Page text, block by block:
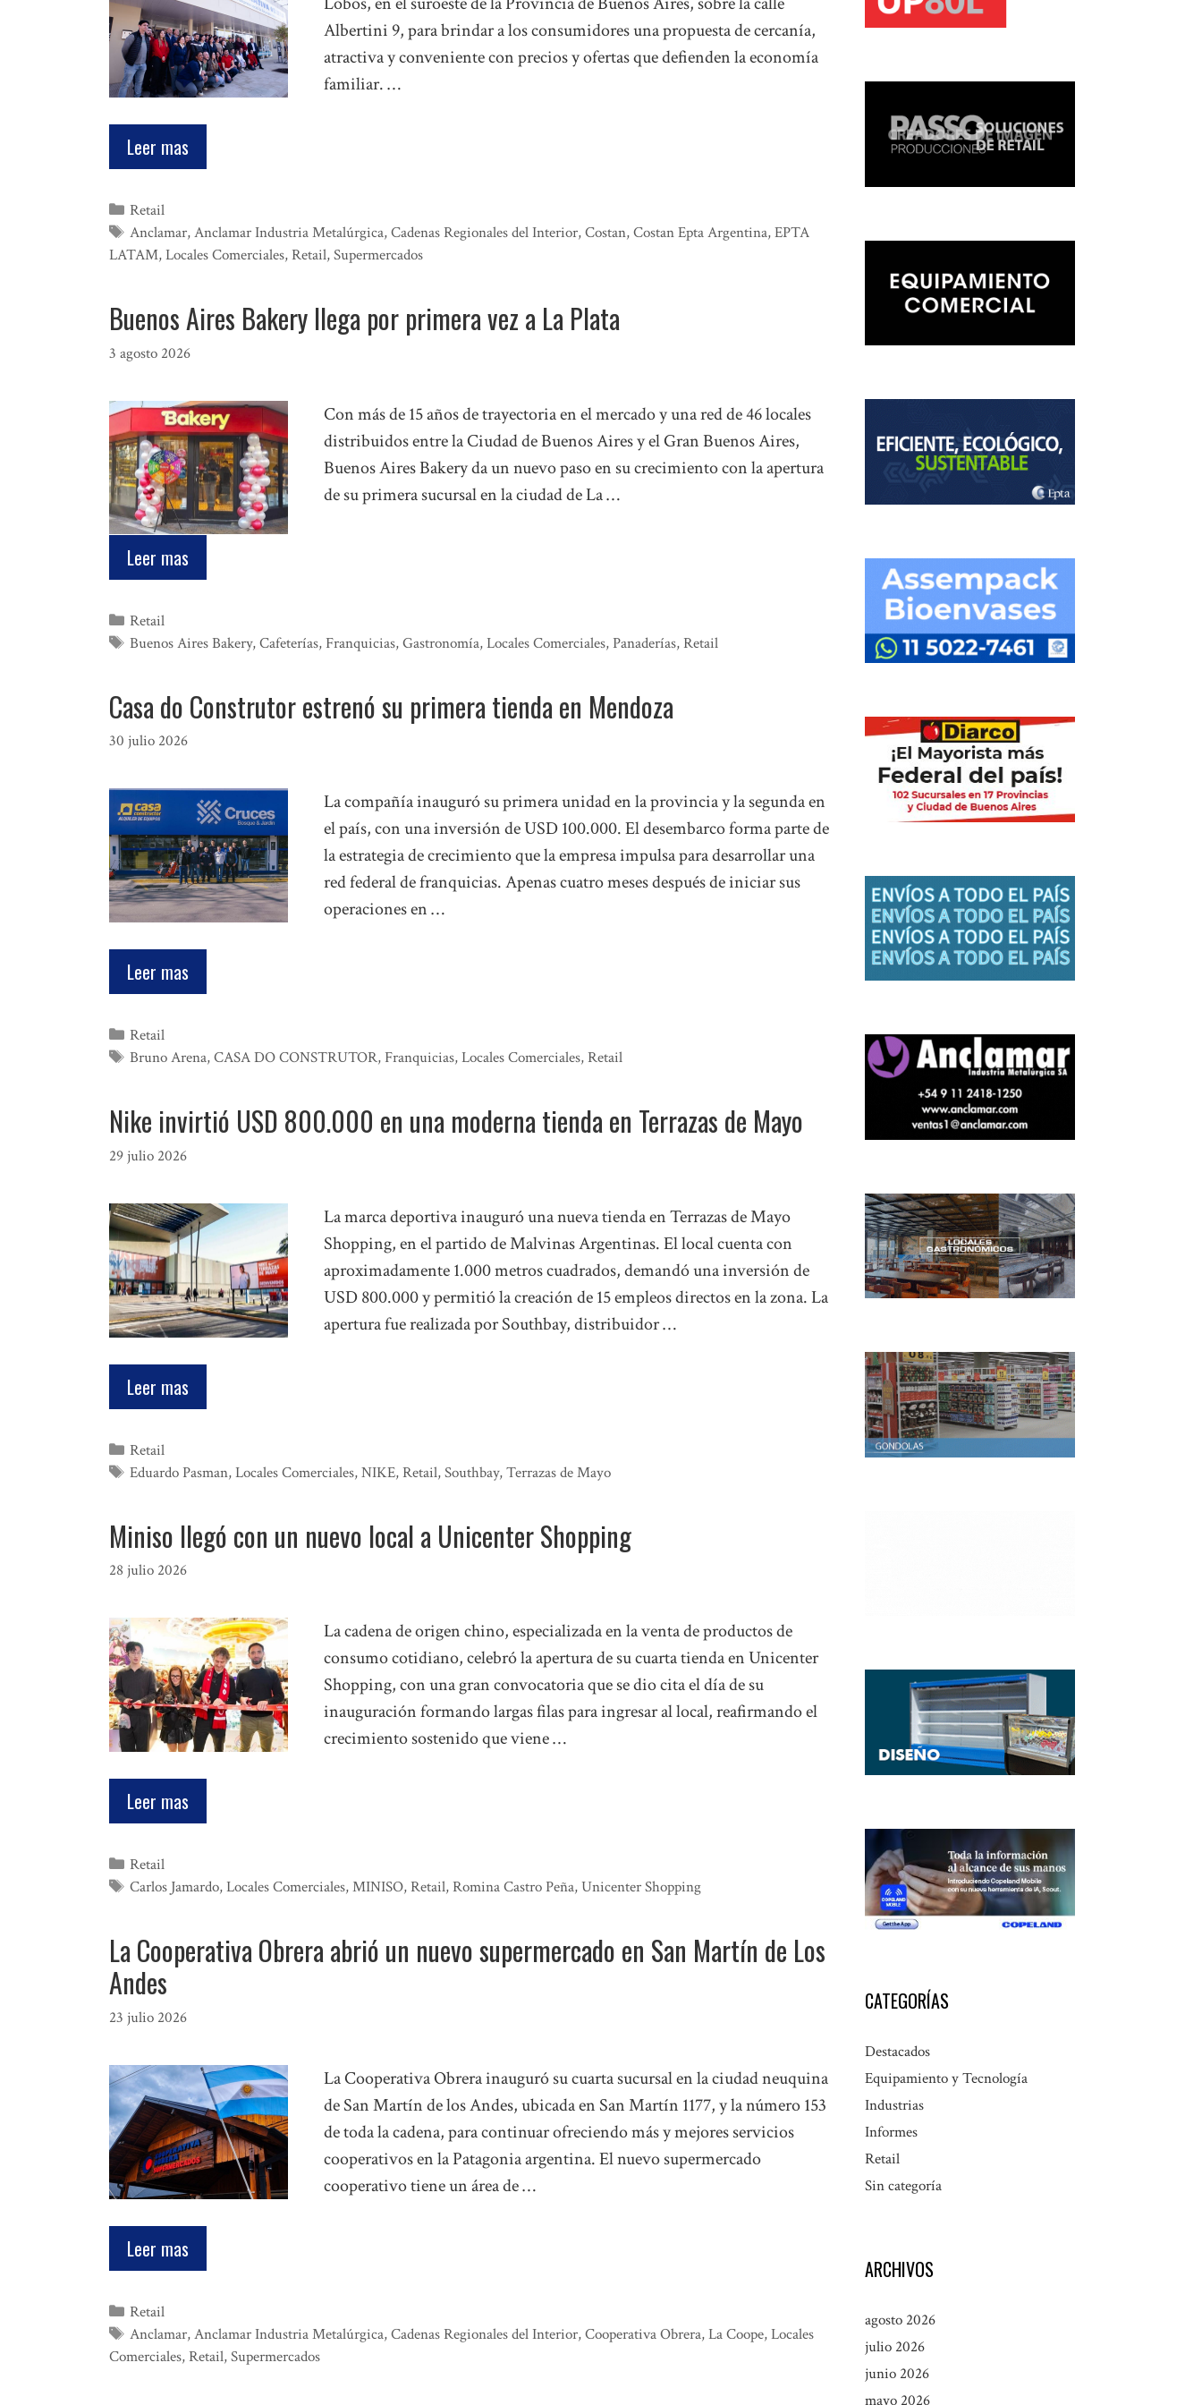
Albertini 9, para brindar a los consumidores una propuesta de cercanía,
atractiva y conveniente con precios y ofertas que defienden la economía
familiar. …
Leer mas
Categorías
Retail
Etiquetas
Anclamar,Anclamar Industria Metalúrgica,Cadenas Regionales del Interior,Costan,Costan Epta Argentina,EPTA
LATAM,Locales Comerciales,Retail,Supermercados
Buenos Aires Bakery llega por primera vez a La Plata
3 agosto 2026
Con más de 15 años de trayectoria en el mercado y una red de 46 locales
distribuidos entre la Ciudad de Buenos Aires y el Gran Buenos Aires,
Buenos Aires Bakery da un nuevo paso en su crecimiento con la apertura
de su primera sucursal en la ciudad de La …
Leer mas
Categorías
Retail
Etiquetas
Buenos Aires Bakery,Cafeterías,Franquicias,Gastronomía,Locales Comerciales,Panaderías,Retail
Casa do Construtor estrenó su primera tienda en Mendoza
30 julio 2026
La compañía inauguró su primera unidad en la provincia y la segunda en
el país, con una inversión de USD 100.000. El desembarco forma parte de
la estrategia de crecimiento que la empresa impulsa para desarrollar una
red federal de franquicias. Apenas cuatro meses después de iniciar sus
operaciones en …
Leer mas
Categorías
Retail
Etiquetas
Bruno Arena,CASA DO CONSTRUTOR,Franquicias,Locales Comerciales,Retail
Nike invirtió USD 800.000 en una moderna tienda en Terrazas de Mayo
29 julio 2026
La marca deportiva inauguró una nueva tienda en Terrazas de Mayo
Shopping, en el partido de Malvinas Argentinas. El local cuenta con
aproximadamente 1.000 metros cuadrados, demandó una inversión de
USD 800.000 y permitió la creación de 15 empleos directos en la zona. La
apertura fue realizada por Southbay, distribuidor …
Leer mas
Categorías
Retail
Etiquetas
Eduardo Pasman,Locales Comerciales,NIKE,Retail,Southbay,Terrazas de Mayo
Miniso llegó con un nuevo local a Unicenter Shopping
28 julio 2026
La cadena de origen chino, especializada en la venta de productos de
consumo cotidiano, celebró la apertura de su cuarta tienda en Unicenter
Shopping, con una gran convocatoria que se dio cita el día de su
inauguración formando largas filas para ingresar al local, reafirmando el
crecimiento sostenido que viene …
Leer mas
Categorías
Retail
Etiquetas
Carlos Jamardo,Locales Comerciales,MINISO,Retail,Romina Castro Peña,Unicenter Shopping
La Cooperativa Obrera abrió un nuevo supermercado en San Martín de Los
Andes
23 julio 2026
La Cooperativa Obrera inauguró su cuarta sucursal en la ciudad neuquina
de San Martín de los Andes, ubicada en San Martín 1177, y la número 153
de toda la cadena, para continuar ofreciendo más y mejores servicios
cooperativos en la Patagonia argentina. El nuevo supermercado
cooperativo tiene un área de …
Leer mas
Categorías
Retail
Etiquetas
Anclamar,Anclamar Industria Metalúrgica,Cadenas Regionales del Interior,Cooperativa Obrera,La Coope,Locales
Comerciales,Retail,Supermercados
CATEGORÍAS
Destacados
Equipamiento y Tecnología
Industrias
Informes
Retail
Sin categoría
ARCHIVOS
agosto 2026
julio 2026
junio 2026
mayo 2026